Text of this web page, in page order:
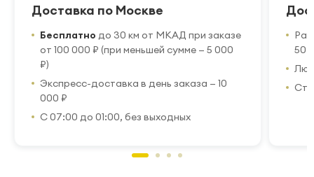
Доставка по Москве
Бесплатно до 30 км от МКАД при заказе
от 100 000 ₽ (при меньшей сумме — 5 000
₽)
Экспресс-доставка в день заказа — 10
000 ₽
С 07:00 до 01:00, без выходных
50